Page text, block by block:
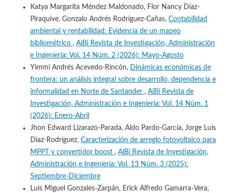
Katya Margarita Méndez Maldonado, Flor Nancy Díaz-
Piraquive, Gonzalo Andrés Rodríguez-Cañas, Contabilidad
ambiental y rentabilidad: Evidencia de un mapeo
bibliométrico , AiBi Revista de Investigación, Administración
e Ingeniería: Vol. 14 Núm. 2 (2026): Mayo-Agosto
Yimmi Andrés Acevedo-Rincón, Dinámicas económicas de
frontera: un análisis integral sobre desarrollo, dependencia e
informalidad en Norte de Santander , AiBi Revista de
Investigación, Administración e Ingeniería: Vol. 14 Núm. 1
(2026): Enero-Abril
Jhon Edward Lizarazo-Parada, Aldo Pardo-García, Jorge Luis
Diaz-Rodríguez, Caracterización de arreglo fotovoltaico para
MPPT y convertidor boost , AiBi Revista de Investigación,
Administración e Ingeniería: Vol. 13 Núm. 3 (2025):
Septiembre-Diciembre
Luis Miguel Gonzales-Zarpán, Erick Alfredo Gamarra-Vera,